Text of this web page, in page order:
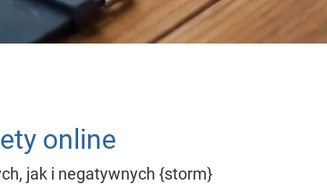
online
jak i negatywnych {storm}